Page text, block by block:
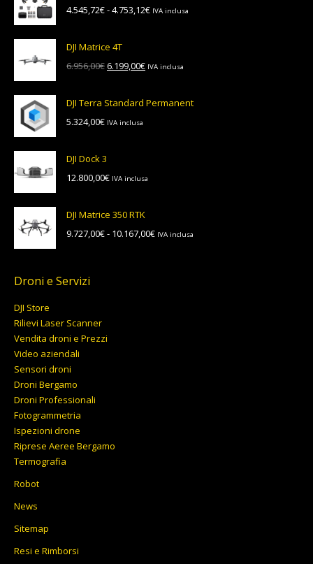
4.545,72€-4.753,12€Fascia
4.545,72€
4.753,12€
IVA inclusa
DJI Matrice 4T
6.956,00€Il
6.956,00€.
6.199,00€IlIVA inclusa
DJI Terra Standard Permanent
5.324,00€ IVA inclusa
DJI Dock 3
12.800,00€ IVA inclusa
DJI Matrice 350 RTK
9.727,00€- 10.167,00€Fascia
IVA inclusa
Droni e Servizi
DJI Store
Rilievi Laser Scanner
Vendita droni e Prezzi
Video aziendali
Sensori droni
Droni Bergamo
Droni Professionali
Fotogrammetria
Ispezioni drone
Riprese Aeree Bergamo
Termografia
Robot
News
Sitemap
Resi e Rimborsi